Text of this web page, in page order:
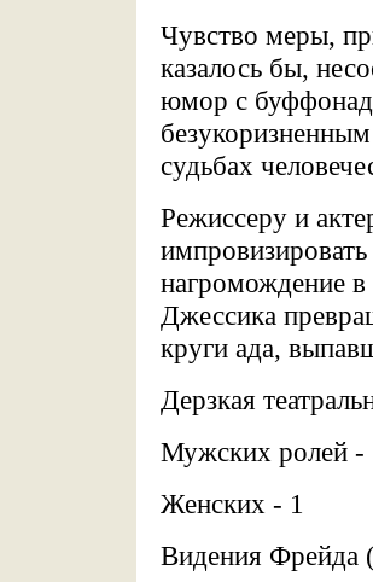
Чувство меры,
казалось бы,
юмор с
судьбах
Режиссеру и
нагромождение в
Джессика
круги ада,
Дерзкая
Мужских ролей -
Женских - 1
Видения Фрейда